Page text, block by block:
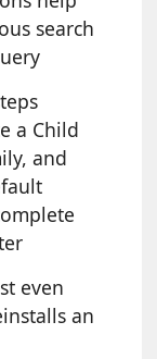
search
a Child
and
even
an